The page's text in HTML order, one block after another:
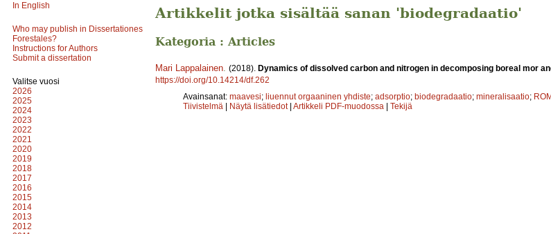
In English
Who may publish in Dissertationes
Forestales?
Instructions for Authors
Submit a dissertation
Valitse vuosi
2026
2025
2024
2023
2022
2021
2020
2019
2018
2017
2016
2015
2014
2013
2012
Artikkelit jotka sisältää sanan 'biodegradaatio'
Kategoria : Articles
Mari Lappalainen (2018). Dynamics of dissolved carbon and nitrogen in decomposing boreal mor
https://doi.org/10.14214/df.262
Avainsanat: maavesi; liuennut orgaaninen yhdiste; adsorptio; biodegradaatio; mineralisaatio;
Tiivistelmä | Näytä lisätiedot | Artikkeli PDF-muodossa | Tekijä